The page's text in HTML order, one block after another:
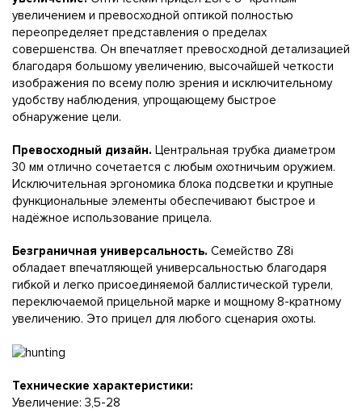
увеличением и превосходной оптикой полностью
переопределяет представления о пределах
совершенства. Он впечатляет превосходной детализацией
благодаря большому увеличению, высочайшей четкости
изображения по всему полю зрения и исключительному
удобству наблюдения, упрощающему быстрое
обнаружение цели.
Превосходный дизайн. Центральная трубка диаметром
30 мм отлично сочетается с любым охотничьим оружием.
Исключительная эргономика блока подсветки и крупные
функциональные элементы обеспечивают быстрое и
надёжное использование прицела.
Безграничная универсальность. Семейство Z8i
обладает впечатляющей универсальностью благодаря
гибкой и легко присоединяемой баллистической турели,
переключаемой прицельной марке и мощному 8-кратному
увеличению. Это прицел для любого сценария охоты.
Технические характеристики:
Увеличение: 3,5-28